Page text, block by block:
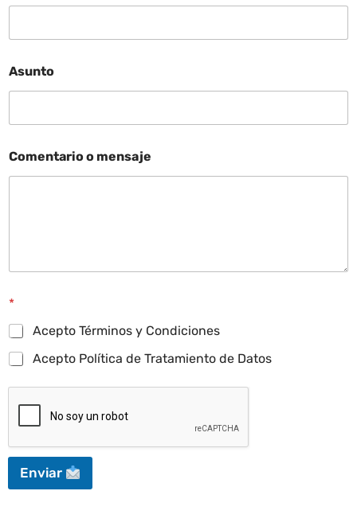
Asunto
Comentario o mensaje
*
Acepto Términos y Condiciones
Acepto Política de Tratamiento de Datos
Enviar